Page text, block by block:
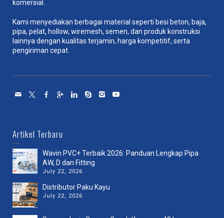
komersial.
Kami menyediakan berbagai material seperti besi beton, baja,
pipa, pelat, hollow, wiremesh, semen, dan produk konstruksi
lainnya dengan kualitas terjamin, harga kompetitif, serta
pengiriman cepat.
Artikel Terbaru
Wavin PVC+ Terbaik 2026: Panduan Lengkap Pipa
AW, D dan Fitting
July 22, 2026
Distributor Paku Kayu
July 22, 2026